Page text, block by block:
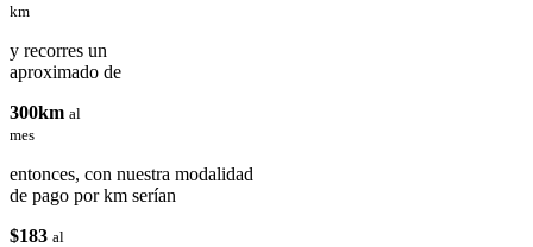
km
y recorres un
aproximado de
300km al
mes
entonces, con nuestra modalidad
de pago por km serían
$183 al